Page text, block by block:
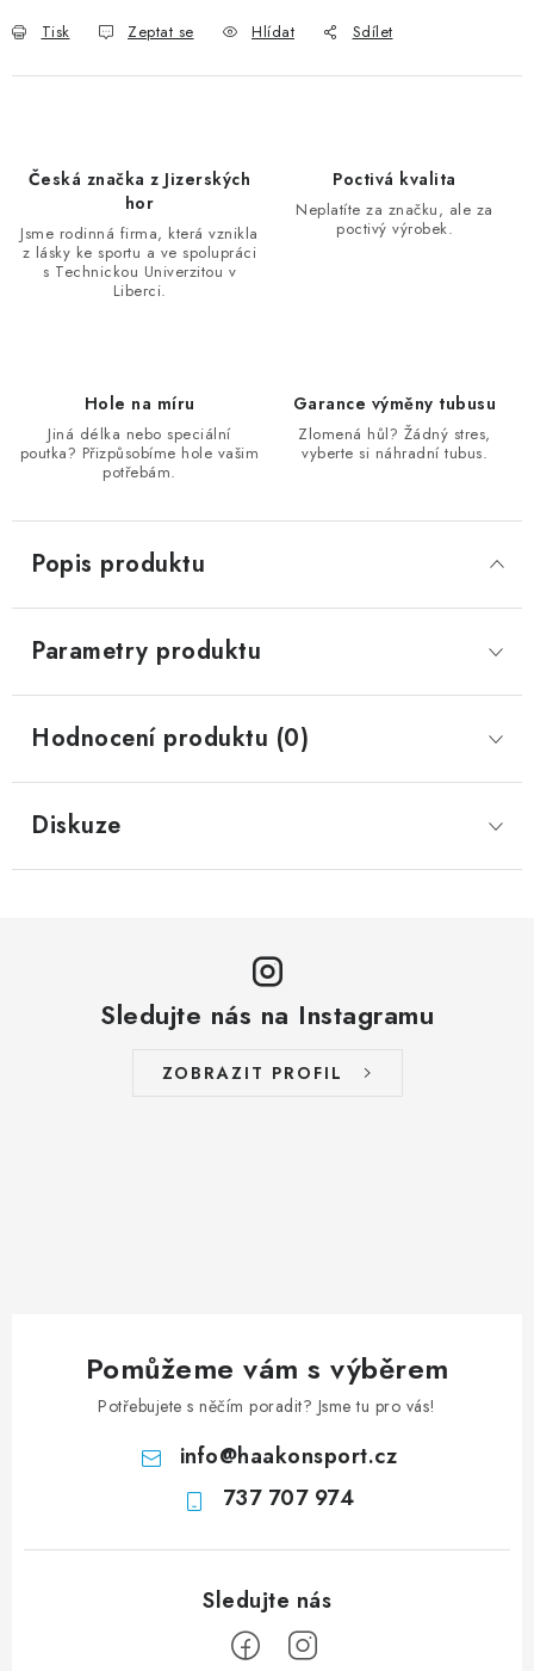
Tisk Zeptat se Hlídat Sdílet
Česká značka z Jizerských
hor
Jsme rodinná firma, která vznikla
z lásky ke sportu a ve spolupráci
s Technickou Univerzitou v
Liberci.
Poctivá kvalita
Neplatíte za značku, ale za
poctivý výrobek.
Hole na míru
Jiná délka nebo speciální
poutka? Přizpůsobíme hole vašim
potřebám.
Garance výměny tubusu
Zlomená hůl? Žádný stres,
vyberte si náhradní tubus.
Popis produktu
Parametry produktu
Hodnocení produktu (0)
Diskuze
Sledujte nás na Instagramu
ZOBRAZIT PROFIL
Pomůžeme vám s výběrem
Potřebujete s něčím poradit? Jsme tu pro vás!
info@haakonsport.cz
737 707 974